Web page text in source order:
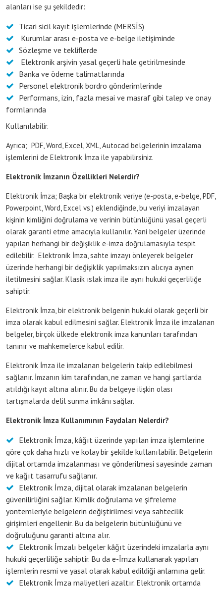
alanları ise şu şekildedir:
Ticari sicil kayıt işlemlerinde (MERSİS)
Kurumlar arası e-posta ve e-belge iletişiminde
Sözleşme ve tekliflerde
Elektronik arşivin yasal geçerli hale getirilmesinde
Banka ve ödeme talimatlarında
Personel elektronik bordro gönderimlerinde
Performans, izin, fazla mesai ve masraf gibi talep ve onay
formlarında
Kullanılabilir.
Ayrıca; PDF, Word, Excel, XML, Autocad belgelerinin imzalama
işlemlerini de Elektronik İmza ile yapabilirsiniz.
Elektronik İmzanın Özellikleri Nelerdir?
Elektronik İmza; Başka bir elektronik veriye (e-posta, e-belge, PDF,
Powerpoint, Word, Excel vs.) eklendiğinde, bu veriyi imzalayan
kişinin kimliğini doğrulama ve verinin bütünlüğünü yasal geçerli
olarak garanti etme amacıyla kullanılır. Yani belgeler üzerinde
yapılan herhangi bir değişiklik e-imza doğrulamasıyla tespit
edilebilir. Elektronik İmza, sahte imzayı önleyerek belgeler
üzerinde herhangi bir değişiklik yapılmaksızın alıcıya aynen
iletilmesini sağlar. Klasik ıslak imza ile aynı hukuki geçerliliğe
sahiptir.
Elektronik İmza, bir elektronik belgenin hukuki olarak geçerli bir
imza olarak kabul edilmesini sağlar. Elektronik İmza ile imzalanan
belgeler, birçok ülkede elektronik imza kanunları tarafından
tanınır ve mahkemelerce kabul edilir.
Elektronik İmza ile imzalanan belgelerin takip edilebilmesi
sağlanır. İmzanın kim tarafından, ne zaman ve hangi şartlarda
atıldığı kayıt altına alınır. Bu da belgeye ilişkin olası
tartışmalarda delil sunma imkânı sağlar.
Elektronik İmza Kullanımının Faydaları Nelerdir?
Elektronik İmza, kâğıt üzerinde yapılan imza işlemlerine
göre çok daha hızlı ve kolay bir şekilde kullanılabilir. Belgelerin
dijital ortamda imzalanması ve gönderilmesi sayesinde zaman
ve kağıt tasarrufu sağlanır.
Elektronik İmza, dijital olarak imzalanan belgelerin
güvenilirliğini sağlar. Kimlik doğrulama ve şifreleme
yöntemleriyle belgelerin değiştirilmesi veya sahtecilik
girişimleri engellenir. Bu da belgelerin bütünlüğünü ve
doğruluğunu garanti altına alır.
Elektronik İmzalı belgeler kâğıt üzerindeki imzalarla aynı
hukuki geçerliliğe sahiptir. Bu da e-İmza kullanarak yapılan
işlemlerin resmi ve yasal olarak kabul edildiği anlamına gelir.
Elektronik İmza maliyetleri azaltır. Elektronik ortamda